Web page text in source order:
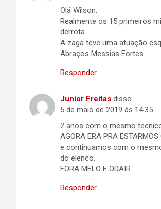
Olá Wilson.
Realmente os 15 primeiros
derrota.
A zaga teve uma atuação
Abraços Messias Fortes
Responder
Junior Freitas disse:
5 de maio de 2019 às 14:35
2 anos com o mesmo
AGORA ERA PRA
e continuamos com o
do elenco.
FORA MELO E ODAIR
Responder